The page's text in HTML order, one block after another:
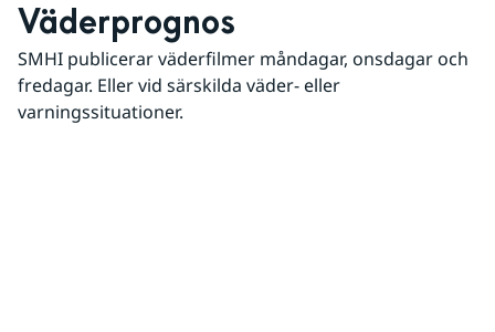
Väderprognos
SMHI publicerar väderfilmer måndagar, onsdagar och
fredagar. Eller vid särskilda väder- eller
varningssituationer.